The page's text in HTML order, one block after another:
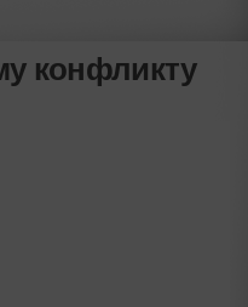
конфликту